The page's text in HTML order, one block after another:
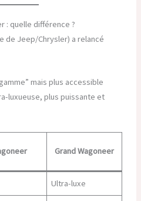
: quelle différence ?
de Jeep/Chrysler) a relancé
mais plus accessible
luxueuse, plus puissante et
Grand Wagoneer
Ultra-luxe